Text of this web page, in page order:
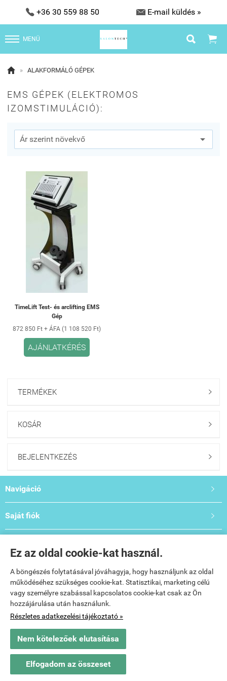
Ez az oldal cookie-kat használ.
A böngészés folytatásával jóváhagyja, hogy használjunk az oldal
működéséhez szükséges cookie-kat. Statisztikai, marketing célú
vagy személyre szabással kapcsolatos cookie-kat csak az Ön
hozzájárulása után használunk.
Részletes adatkezelési tájékoztató »
Nem kötelezőek elutasítása
Elfogadom az összeset
 +36 30 559 88 50  E-mail küldés »
MENÜ  
 » ALAKFORMÁLÓ GÉPEK
EMS GÉPEK (ELEKTROMOS
IZOMSTIMULÁCIÓ):
TimeLift Test- és arclifting EMS
Gép
872 850 Ft + ÁFA (1 108 520 Ft)
AJÁNLATKÉRÉS
TERMÉKEK 
KOSÁR 
BEJELENTKEZÉS 
Navigáció 
Saját fiók 
Elérhetőségek: 
Webáruház készítés